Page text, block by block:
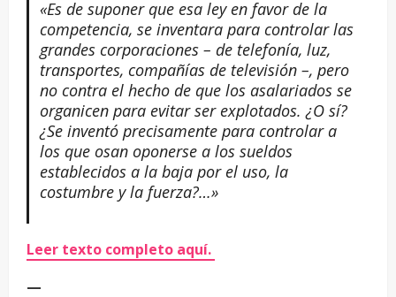
«Es de suponer que esa ley en favor de la
competencia, se inventara para controlar las
grandes corporaciones – de telefonía, luz,
transportes, compañías de televisión –, pero
no contra el hecho de que los asalariados se
organicen para evitar ser explotados. ¿O sí?
¿Se inventó precisamente para controlar a
los que osan oponerse a los sueldos
establecidos a la baja por el uso, la
costumbre y la fuerza?…»
Leer texto completo aquí.
—